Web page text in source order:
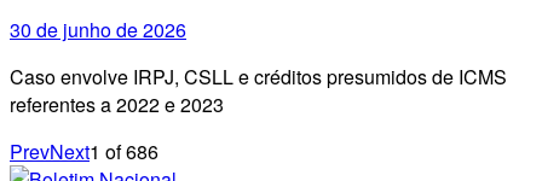
30 de junho de 2026
Caso envolve IRPJ, CSLL e créditos presumidos de ICMS
referentes a 2022 e 2023
PrevNext1 of686